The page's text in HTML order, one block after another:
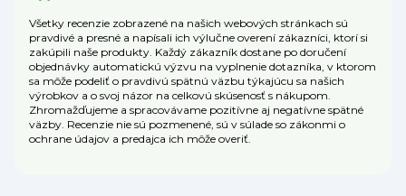
Všetky recenzie zobrazené na našich webových stránkach sú
pravdivé a presné a napísali ich výlučne overení zákazníci, ktorí si
zakúpili naše produkty. Každý zákazník dostane po doručení
objednávky automatickú výzvu na vyplnenie dotazníka, v ktorom
sa môže podeliť o pravdivú spätnú väzbu týkajúcu sa našich
výrobkov a o svoj názor na celkovú skúsenosť s nákupom.
Zhromažďujeme a spracovávame pozitívne aj negatívne spätné
väzby. Recenzie nie sú pozmenené, sú v súlade so zákonmi o
ochrane údajov a predajca ich môže overiť.